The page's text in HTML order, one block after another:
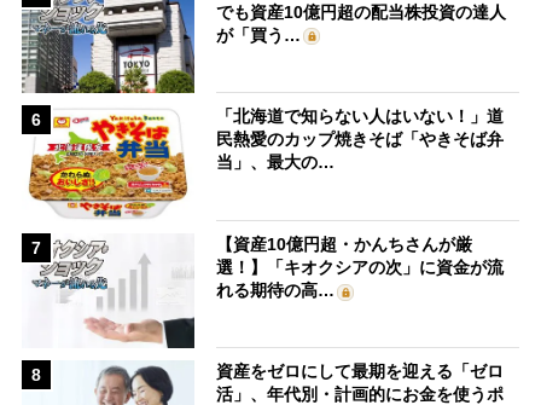
でも資産10億円超の配当株投資の達人
が「買う…
6
「北海道で知らない人はいない！」道
民熱愛のカップ焼きそば「やきそば弁
当」、最大の…
7
【資産10億円超・かんちさんが厳
選！】「キオクシアの次」に資金が流
れる期待の高…
8
資産をゼロにして最期を迎える「ゼロ
活」、年代別・計画的にお金を使うポ